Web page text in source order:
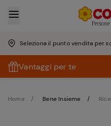
Seleziona il punto vendita per
Vantaggi per te
Home Bene Insieme